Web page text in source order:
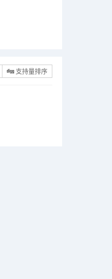
支持量排序